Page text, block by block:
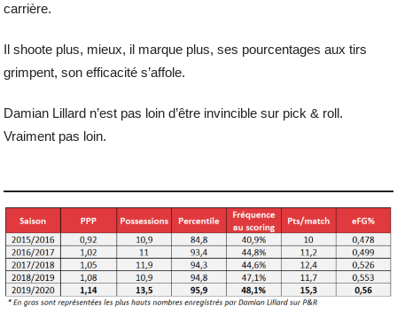
carrière.
Il shoote plus, mieux, il marque plus, ses pourcentages aux tirs
grimpent, son efficacité s’affole.
Damian Lillard n’est pas loin d’être invincible sur pick & roll.
Vraiment pas loin.